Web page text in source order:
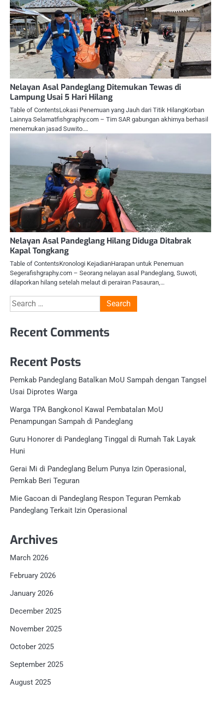
Nelayan Asal Pandeglang Ditemukan Tewas di
Lampung Usai 5 Hari Hilang
Table of ContentsLokasi Penemuan yang Jauh dari Titik HilangKorban
Lainnya Selamatfishgraphy.com – Tim SAR gabungan akhirnya berhasil
menemukan jasad Suwito.…
Nelayan Asal Pandeglang Hilang Diduga Ditabrak
Kapal Tongkang
Table of ContentsKronologi KejadianHarapan untuk Penemuan
Segerafishgraphy.com – Seorang nelayan asal Pandeglang, Suwoti,
dilaporkan hilang setelah melaut di perairan Pasauran,…
Search
for:
Recent Comments
Recent Posts
Pemkab Pandeglang Batalkan MoU Sampah dengan Tangsel
Usai Diprotes Warga
Warga TPA Bangkonol Kawal Pembatalan MoU
Penampungan Sampah di Pandeglang
Guru Honorer di Pandeglang Tinggal di Rumah Tak Layak
Huni
Gerai Mi di Pandeglang Belum Punya Izin Operasional,
Pemkab Beri Teguran
Mie Gacoan di Pandeglang Respon Teguran Pemkab
Pandeglang Terkait Izin Operasional
Archives
March 2026
February 2026
January 2026
December 2025
November 2025
October 2025
September 2025
August 2025